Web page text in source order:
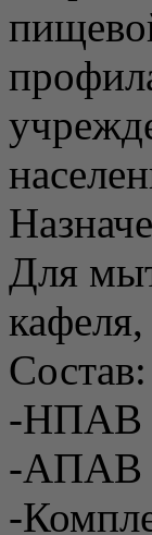
Для
Состав:
-НПАВ
-АПАВ
-